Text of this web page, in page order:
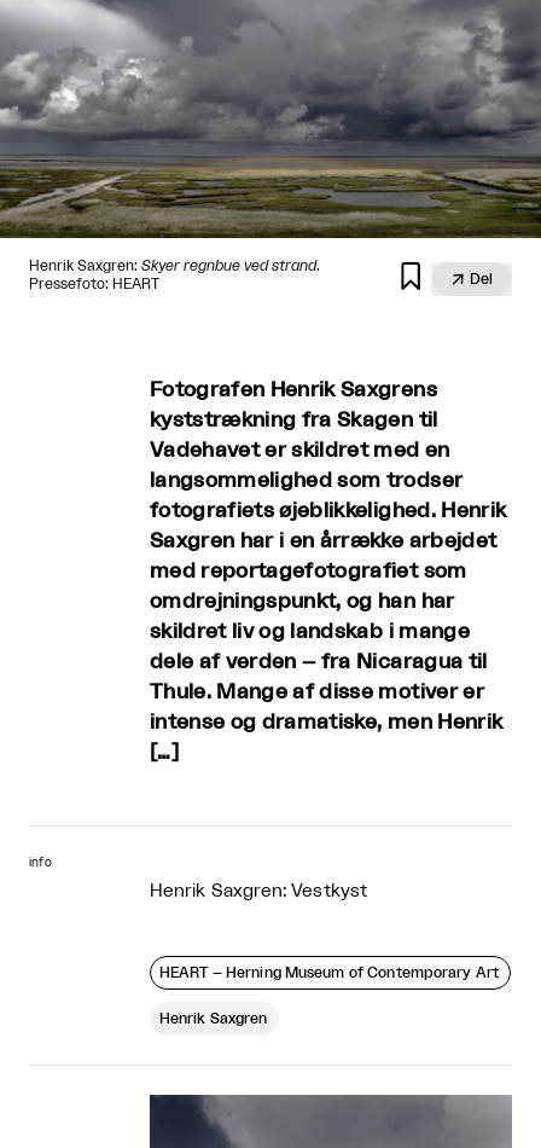
Henrik Saxgren: Skyer regnbue ved strand.
Pressefoto: HEART
  Del
Fotografen Henrik Saxgrens
kyststrækning fra Skagen til
Vadehavet er skildret med en
langsommelighed som trodser
fotografiets øjeblikkelighed. Henrik
Saxgren har i en årrække arbejdet
med reportagefotografiet som
omdrejningspunkt, og han har
skildret liv og landskab i mange
dele af verden – fra Nicaragua til
Thule. Mange af disse motiver er
intense og dramatiske, men Henrik
[…]
info
Henrik Saxgren: Vestkyst
HEART – Herning Museum of Contemporary Art
Henrik Saxgren